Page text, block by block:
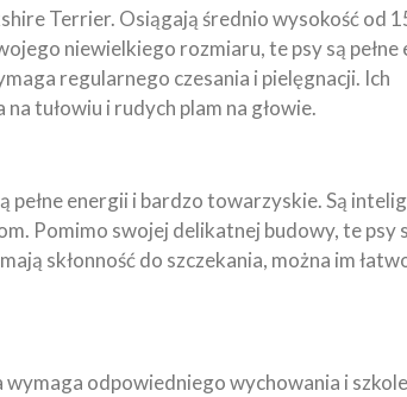
Terrier. Osiągają średnio wysokość od
niewielkiego rozmiaru, te psy są pełne
regularnego czesania i pielęgnacji. Ich
tułowiu i rudych plam na głowie.
energii i bardzo towarzyskie. Są
Pomimo swojej delikatnej budowy, te psy
skłonność do szczekania, można im
odpowiedniego wychowania i